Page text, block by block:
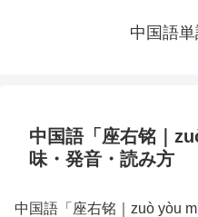
中国語
中国語「座右铭｜
味・発音・読み方
中国語「座右铭｜zuò yòu